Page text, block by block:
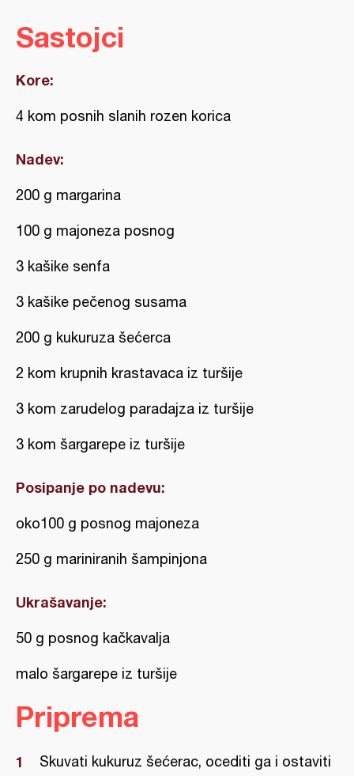
Sastojci
Kore:
4 kom posnih slanih rozen korica
Nadev:
200 g margarina
100 g majoneza posnog
3 kašike senfa
3 kašike pečenog susama
200 g kukuruza šećerca
2 kom krupnih krastavaca iz turšije
3 kom zarudelog paradajza iz turšije
3 kom šargarepe iz turšije
Posipanje po nadevu:
oko100 g posnog majoneza
250 g mariniranih šampinjona
Ukrašavanje:
50 g posnog kačkavalja
malo šargarepe iz turšije
Priprema
Skuvati kukuruz šećerac, ocediti ga i ostaviti